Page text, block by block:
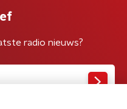
radio nieuws?